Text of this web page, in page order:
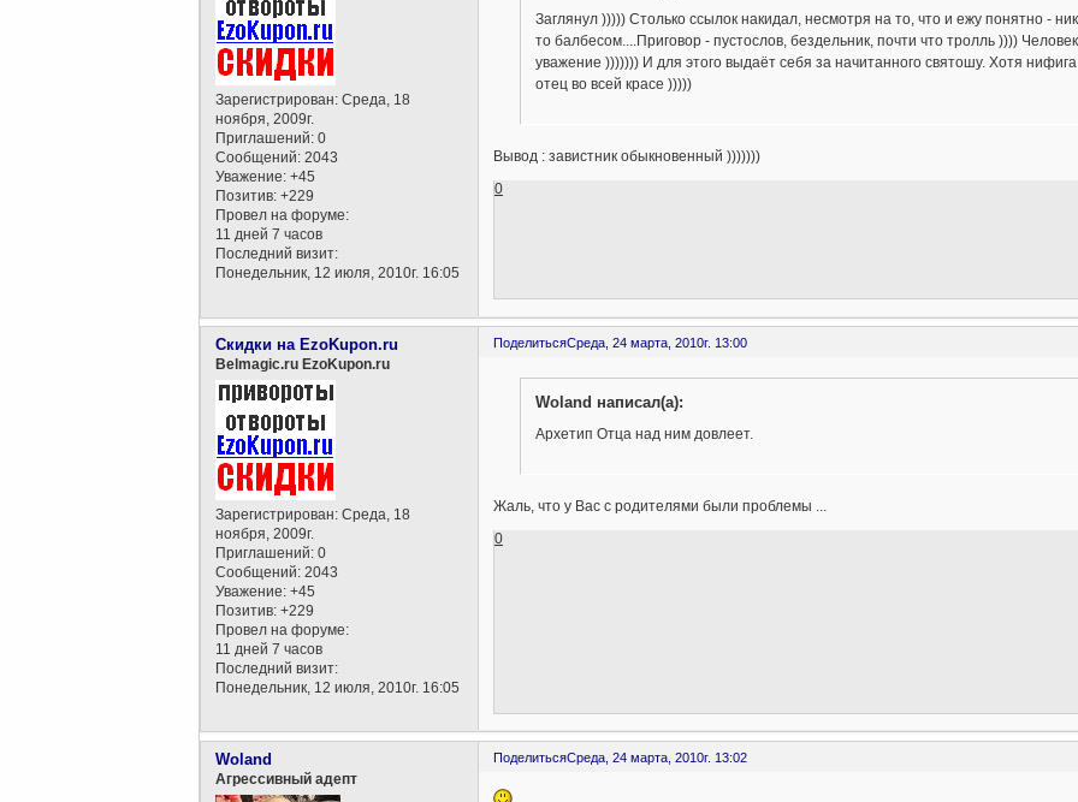
Зарегистрирован: Среда, 18
ноября, 2009г.
Приглашений: 0
Сообщений: 2043
Уважение: +45
Позитив: +229
Провел на форуме:
11 дней 7 часов
Последний визит:
Понедельник, 12 июля, 2010г. 16:05
Заглянул ))))) Столько ссылок накидал, несмотря на то, что и ежу понятно -
то балбесом....Приговор - пустослов, бездельник, почти что тролль ))))
уважение ))))))) И для этого выдаёт себя за начитанного святошу. Хотя
отец во всей красе )))))
Вывод : завистник обыкновенный )))))))
0
ПоделитьсяСреда, 24 марта, 2010г. 13:00
Скидки на EzoKupon.ru
Belmagic.ru EzoKupon.ru
Зарегистрирован: Среда, 18
ноября, 2009г.
Приглашений: 0
Сообщений: 2043
Уважение: +45
Позитив: +229
Провел на форуме:
11 дней 7 часов
Последний визит:
Понедельник, 12 июля, 2010г. 16:05
Woland написал(а):
Архетип Отца над ним довлеет.
Жаль, что у Вас с родителями были проблемы ...
0
ПоделитьсяСреда, 24 марта, 2010г. 13:02
Woland
Агрессивный адепт